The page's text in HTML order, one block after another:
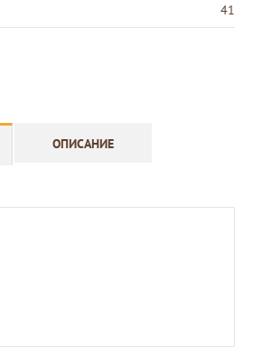
41
ОПИСАНИЕ